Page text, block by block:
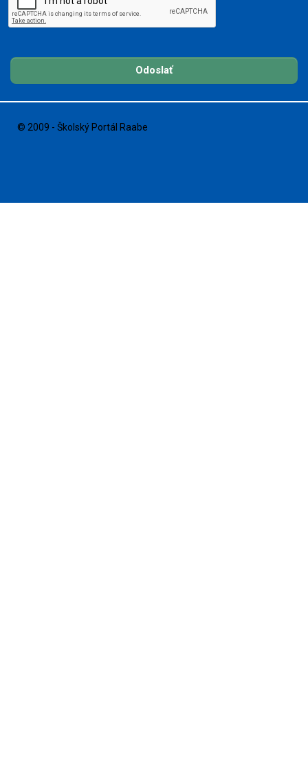
Odoslať
© 2009 - Školský Portál Raabe